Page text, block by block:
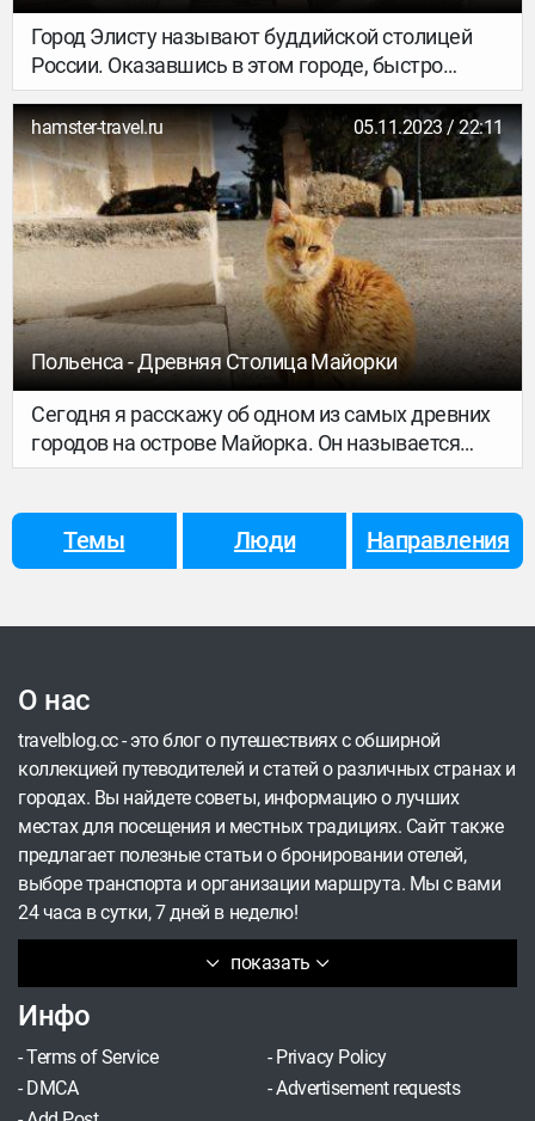
Город Элисту называют буддийской столицей
России. Оказавшись в этом городе, быстро
понимаешь, почему: в разных уголках Элисты
можно увидеть пагоды, молельные ступы,
необычные скульптуры, и, конечно, хурулы. Сам
город – солнечный и спокойный, и люди,
которые мне встречались, показались
приветливыми и умиротворенными.
hamster-travel.ru 05.11.2023 / 22:11
Польенса - Древняя Столица Майорки
Сегодня я расскажу об одном из самых древних
городов на острове Майорка. Он называется
Польенса.
Темы Люди Направления
О нас
показать
travelblog.cc - это блог о путешествиях с обширной
коллекцией путеводителей и статей о различных странах и
городах. Вы найдете советы, информацию о лучших
местах для посещения и местных традициях. Сайт также
предлагает полезные статьи о бронировании отелей,
выборе транспорта и организации маршрута. Мы с вами
24 часа в сутки, 7 дней в неделю!
Инфо
-Terms of Service - Privacy Policy
- DMCA -Advertisement requests